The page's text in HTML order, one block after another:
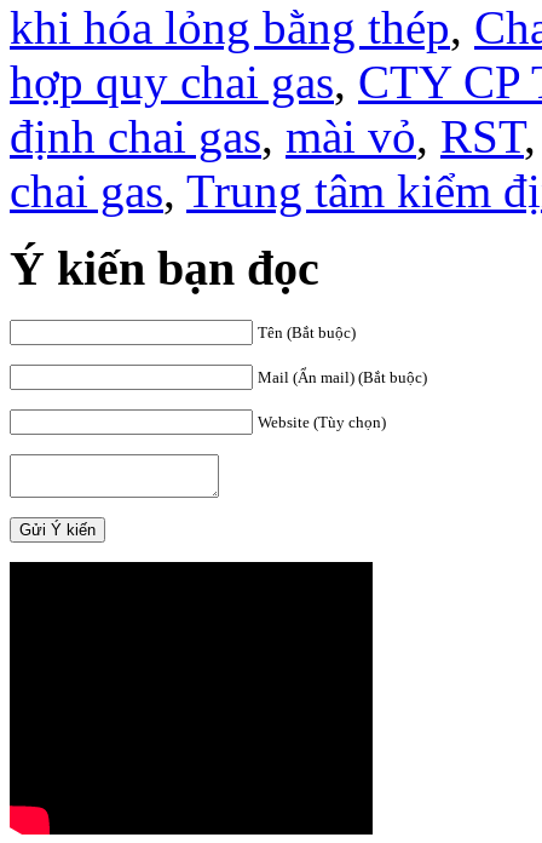
khi hóa lỏng bằng thép,
hợp quy chai gas, CTY CP
định chai gas, mài vỏ, RST
chai gas, Trung tâm kiểm
Ý kiến bạn đọc
Tên (Bắt buộc)
Mail (Ẩn mail) (Bắt buộc)
Website (Tùy chọn)